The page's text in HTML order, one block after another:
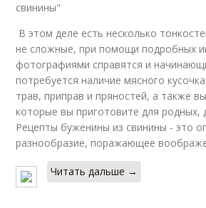
свинины"
В этом деле есть несколько
не сложные, при помощи подробных
фотографиями справятся и
потребуется наличие мясного
трав, приправ и пряностей, а также
которые вы приготовите для родных,
Рецепты буженины из свинины - это
разнообразие, поражающее
Читать дальше →